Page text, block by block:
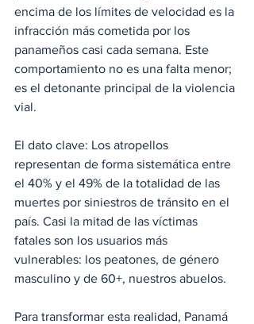
encima de los límites de velocidad es la
infracción más cometida por los
panameños casi cada semana. Este
comportamiento no es una falta menor;
es el detonante principal de la violencia
vial.
El dato clave: Los atropellos
representan de forma sistemática entre
el 40% y el 49% de la totalidad de las
muertes por siniestros de tránsito en el
país. Casi la mitad de las víctimas
fatales son los usuarios más
vulnerables: los peatones, de género
masculino y de 60+, nuestros abuelos.
Para transformar esta realidad, Panamá